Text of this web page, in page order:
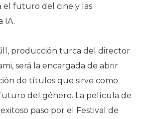
el futuro del cine y las
IA.
producción turca del director
será la encargada de abrir
de títulos que sirve como
del género. La película de
paso por el Festival de